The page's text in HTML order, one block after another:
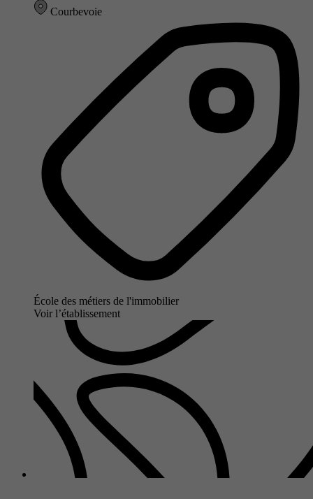
Courbevoie
École des métiers de l'immobilier
Voir l’établissement